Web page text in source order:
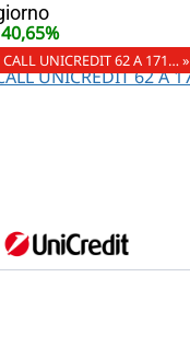
CALL UNICREDIT 62 A 171… »